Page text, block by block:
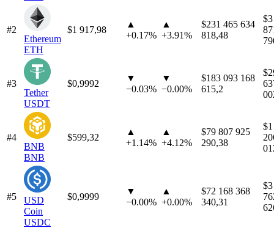
#2
Ethereum
ETH
$1 917,98
▲
+0.17%
▲
+3.91%
$231 465 634
818,48
#3
Tether
USDT
$0,9992
▼
−0.03%
▼
−0.00%
$183 093 168
615,2
#4
BNB
BNB
$599,32
▲
+1.14%
▲
+4.12%
$79 807 925
290,38
#5
USD
Coin
USDC
$0,9999
▼
−0.00%
▲
+0.00%
$72 168 368
340,31